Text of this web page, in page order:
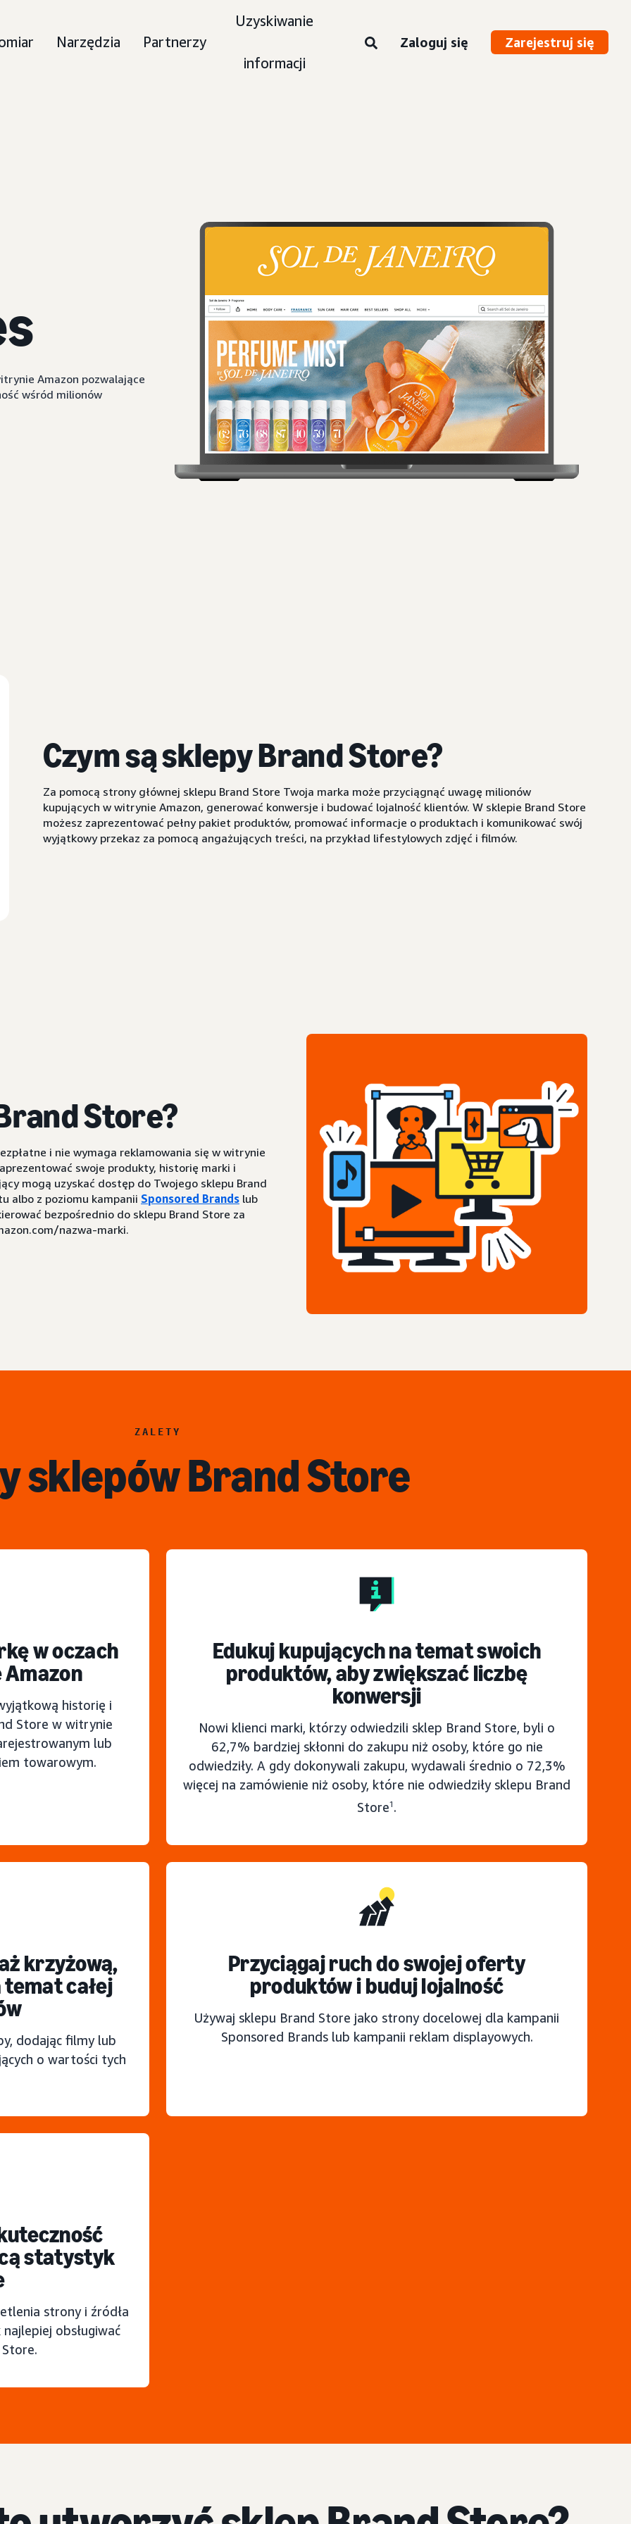
Narzędzia Partnerzy
Uzyskiwanie
informacji
Zaloguj się Zarejestruj się
Amazon pozwalające
wśród milionów
Czym są sklepy Brand Store?
Za pomocą strony głównej sklepu Brand Store Twoja marka może przyciągnąć uwagę milionów
kupujących w witrynie Amazon, generować konwersje i budować lojalność klientów. W sklepie Brand Store
możesz zaprezentować pełny pakiet produktów, promować informacje o produktach i komunikować swój
wyjątkowy przekaz za pomocą angażujących treści, na przykład lifestylowych zdjęć i filmów.
Store?
i nie wymaga reklamowania się w witrynie
swoje produkty, historię marki i
mogą uzyskać dostęp do Twojego sklepu Brand
albo z poziomu kampanii Sponsored Brands lub
bezpośrednio do sklepu Brand Store za
nazwa-marki.
ZALETY
sklepów Brand Store
w oczach
historię i
Store w witrynie
lub
towarowym.
Edukuj kupujących na temat swoich
produktów, aby zwiększać liczbę
konwersji
Nowi klienci marki, którzy odwiedzili sklep Brand Store, byli o
62,7% bardziej skłonni do zakupu niż osoby, które go nie
odwiedziły. A gdy dokonywali zakupu, wydawali średnio o 72,3%
więcej na zamówienie niż osoby, które nie odwiedziły sklepu Brand
Store1 .
krzyżową,
całej
dodając filmy lub
o wartości tych
Przyciągaj ruch do swojej oferty
produktów i buduj lojalność
Używaj sklepu Brand Store jako strony docelowej dla kampanii
Sponsored Brands lub kampanii reklam displayowych.
statystyk
strony i źródła
obsługiwać